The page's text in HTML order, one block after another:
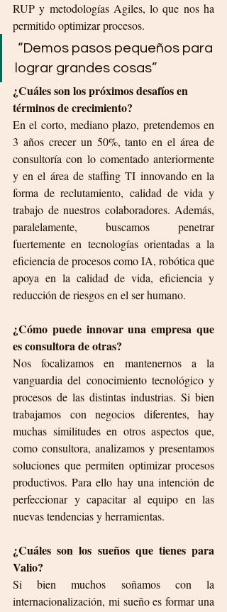
RUP y metodologías Agiles, lo que nos ha
permitido optimizar procesos.
“Demos pasos pequeños para
lograr grandes cosas”
¿Cuáles son los próximos desafíos en
términos de crecimiento?
En el corto, mediano plazo, pretendemos en
3 años crecer un 50%, tanto en el área de
consultoría con lo comentado anteriormente
y en el área de staffing TI innovando en la
forma de reclutamiento, calidad de vida y
trabajo de nuestros colaboradores. Además,
paralelamente, buscamos penetrar
fuertemente en tecnologías orientadas a la
eficiencia de procesos como IA, robótica que
apoya en la calidad de vida, eficiencia y
reducción de riesgos en el ser humano.
¿Cómo puede innovar una empresa que
es consultora de otras?
Nos focalizamos en mantenernos a la
vanguardia del conocimiento tecnológico y
procesos de las distintas industrias. Si bien
trabajamos con negocios diferentes, hay
muchas similitudes en otros aspectos que,
como consultora, analizamos y presentamos
soluciones que permiten optimizar procesos
productivos. Para ello hay una intención de
perfeccionar y capacitar al equipo en las
nuevas tendencias y herramientas.
¿Cuáles son los sueños que tienes para
Valio?
Si bien muchos soñamos con la
internacionalización, mi sueño es formar una